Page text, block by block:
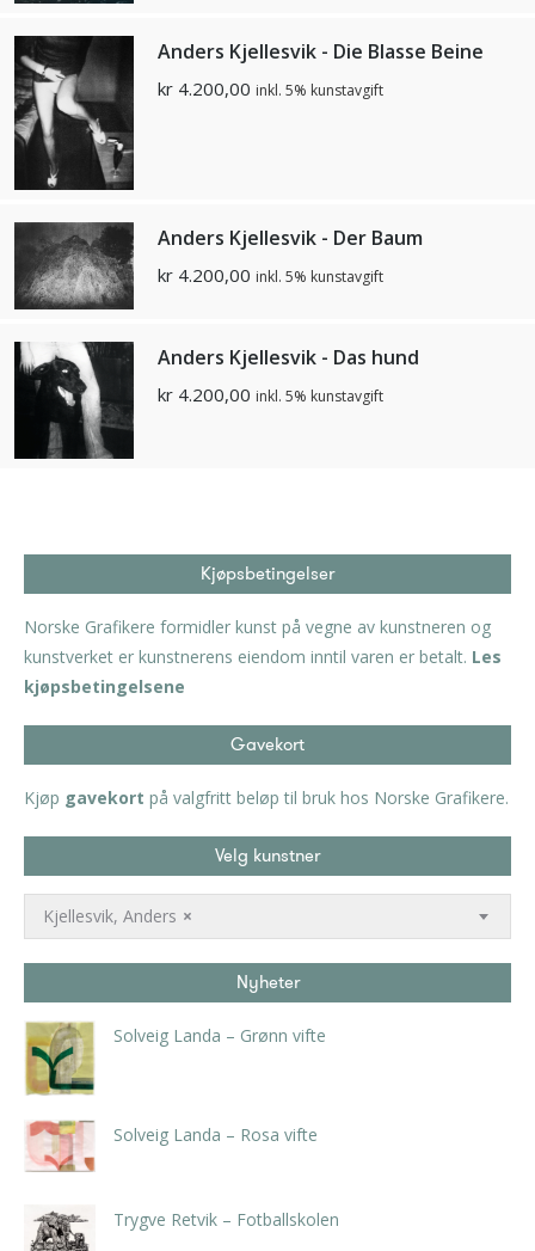
Anders Kjellesvik - Die Blasse Beine
kr 4.200,00 inkl. 5% kunstavgift
Anders Kjellesvik - Der Baum
kr 4.200,00 inkl. 5% kunstavgift
Anders Kjellesvik - Das hund
kr 4.200,00 inkl. 5% kunstavgift
Kjøpsbetingelser
Norske Grafikere formidler kunst på vegne av kunstneren og
kunstverket er kunstnerens eiendom inntil varen er betalt. Les
kjøpsbetingelsene
Gavekort
Kjøp gavekort på valgfritt beløp til bruk hos Norske Grafikere.
Velg kunstner
×
Kjellesvik, Anders
Nyheter
Solveig Landa – Grønn vifte
Solveig Landa – Rosa vifte
Trygve Retvik – Fotballskolen